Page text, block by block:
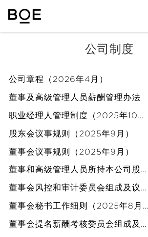
公司制度
公司章程（2026年4月）
董事及高级管理人员薪酬管理办法
职业经理人管理制度（2025年10月）
股东会议事规则（2025年9月）
董事会议事规则（2025年9月）
董事和高级管理人员所持本公司股份及其变动管理办法（2025年8月）
董事会风控和审计委员会组成及议事规则（2025年8月）
董事会秘书工作细则（2025年8月）
董事会提名薪酬考核委员会组成及议事规则（2025年8月）